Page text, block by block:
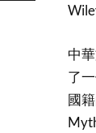
中
了
國